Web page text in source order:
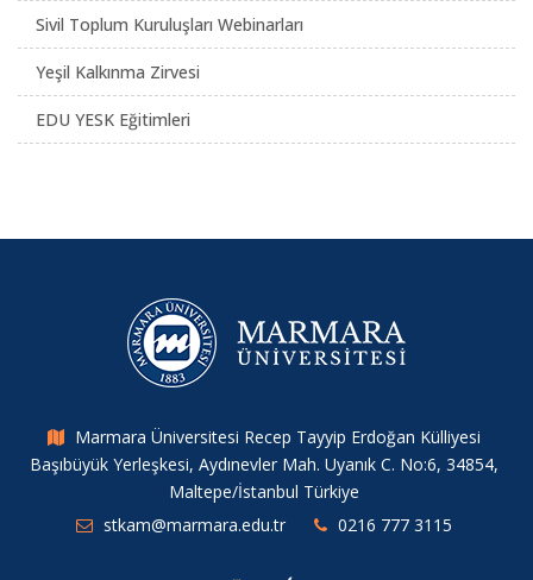
Sivil Toplum Kuruluşları Webinarları
Yeşil Kalkınma Zirvesi
EDU YESK Eğitimleri
Marmara Üniversitesi Recep Tayyip Erdoğan Külliyesi
Başıbüyük Yerleşkesi, Aydınevler Mah. Uyanık C. No:6, 34854,
Maltepe/İstanbul Türkiye
stkam@marmara.edu.tr
0216 777 3115